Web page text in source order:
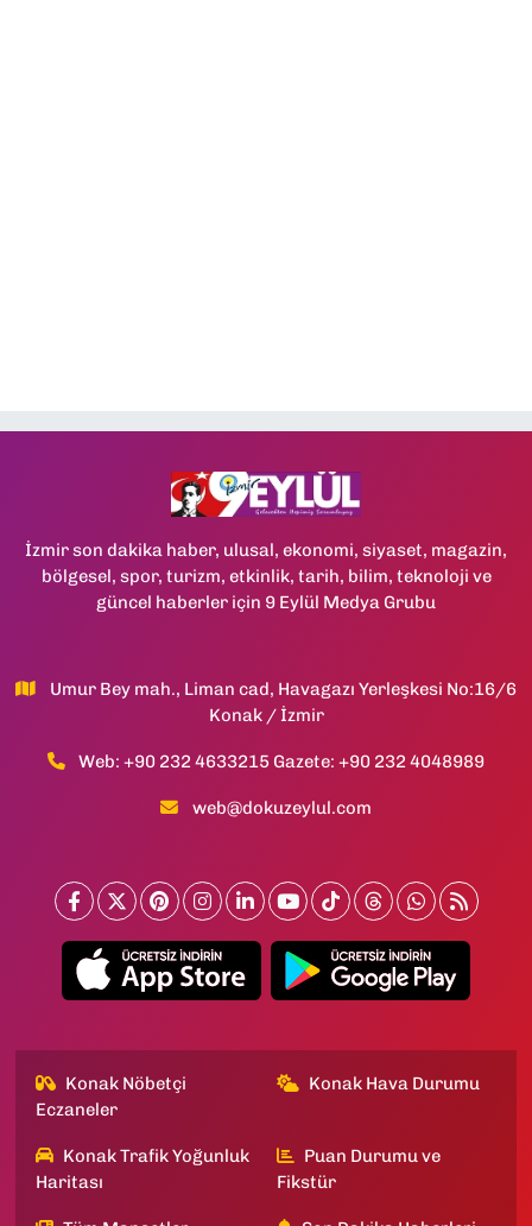
İzmir son dakika haber, ulusal, ekonomi, siyaset, magazin,
bölgesel, spor, turizm, etkinlik, tarih, bilim, teknoloji ve
güncel haberler için 9 Eylül Medya Grubu
Umur Bey mah., Liman cad, Havagazı Yerleşkesi No:16/6
Konak / İzmir
Web: +90 232 4633215 Gazete: +90 232 4048989
web@dokuzeylul.com
Konak Nöbetçi
Eczaneler
Konak Hava Durumu
Konak Trafik Yoğunluk
Haritası
Puan Durumu ve
Fikstür